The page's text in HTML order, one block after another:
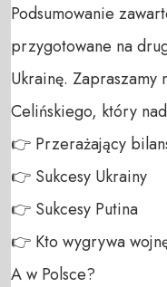
Podsumowanie
przygotowane na
Ukrainę.
Celińskiego, który
👉 Przerażający
👉 Sukcesy Ukrainy
👉 Sukcesy Putina
👉 Kto wygrywa
A w Polsce?